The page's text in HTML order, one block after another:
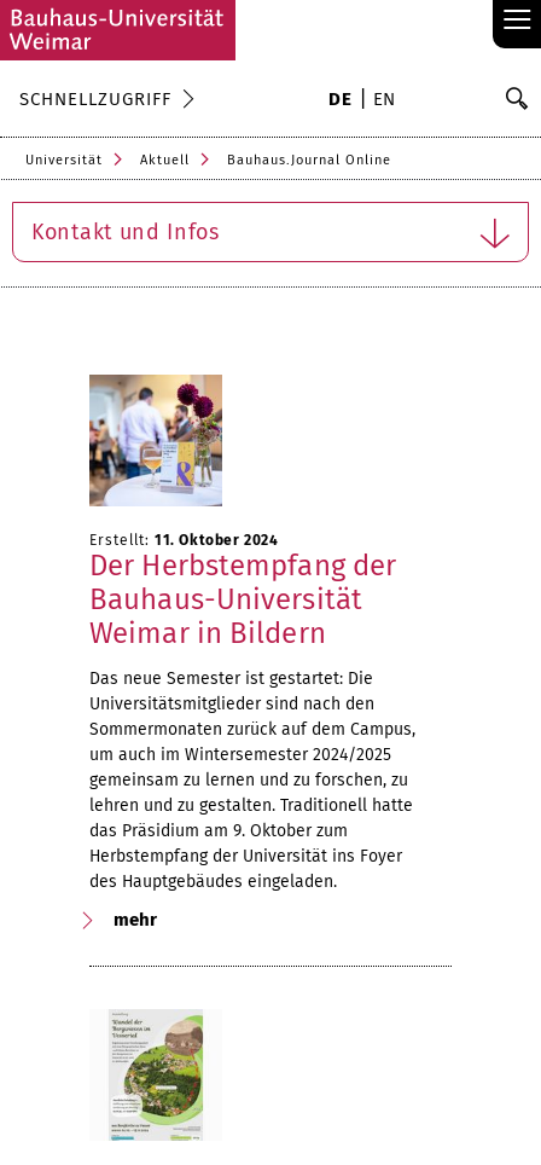
≡
SCHNELLZUGRIFF DE EN
Universität Aktuell Bauhaus.Journal Online
Kontakt und Infos
Erstellt: 11. Oktober 2024
Der Herbstempfang der
Bauhaus-Universität
Weimar in Bildern
Das neue Semester ist gestartet: Die
Universitätsmitglieder sind nach den
Sommermonaten zurück auf dem Campus,
um auch im Wintersemester 2024/2025
gemeinsam zu lernen und zu forschen, zu
lehren und zu gestalten. Traditionell hatte
das Präsidium am 9. Oktober zum
Herbstempfang der Universität ins Foyer
des Hauptgebäudes eingeladen.
mehr